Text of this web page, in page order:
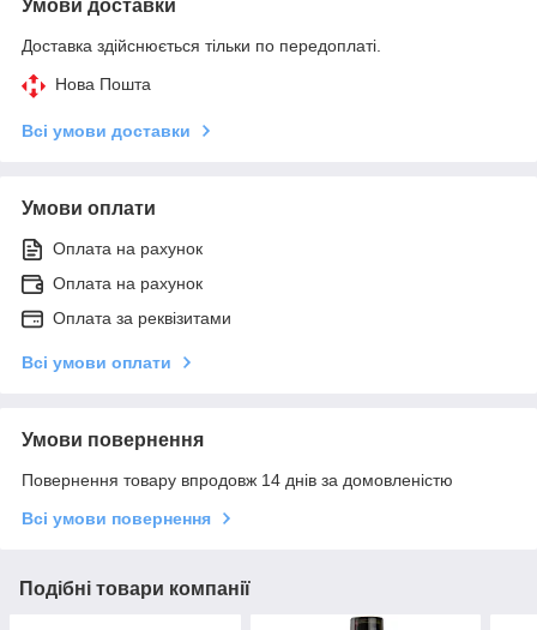
Умови доставки
Доставка здійснюється тільки по передоплаті.
Нова Пошта
Всі умови доставки
Умови оплати
Оплата на рахунок
Оплата на рахунок
Оплата за реквізитами
Всі умови оплати
Умови повернення
Повернення товару впродовж 14 днів за домовленістю
Всі умови повернення
Подібні товари компанії